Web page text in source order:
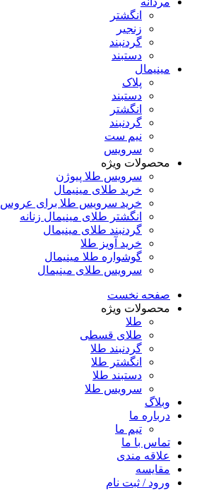
انگشتر
زنجیر
گردنبند
دستبند
مینیمال
پلاک
دستبند
انگشتر
گردنبند
نیم ست
سرویس
محصولات ویژه
سرویس طلا پیوژن
خرید طلای مینیمال
خرید سرویس طلا برای عروس
انگشتر طلای مینیمال زنانه
گردنبند طلای مینیمال
خرید آویز طلا
گوشواره طلا مینیمال
سرویس طلای مینیمال
صفحه نخست
محصولات ویژه
طلا
طلای قسطی
گردنبند طلا
انگشتر طلا
دستبند طلا
سرویس طلا
وبلاگ
درباره ما
تیم ما
تماس با ما
علاقه مندی
مقایسه
ورود / ثبت نام